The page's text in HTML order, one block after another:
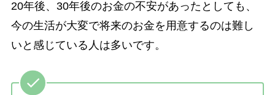
20年後、30年後のお金の不安があったとしても、
今の生活が大変で将来のお金を用意するのは難し
いと感じている人は多いです。